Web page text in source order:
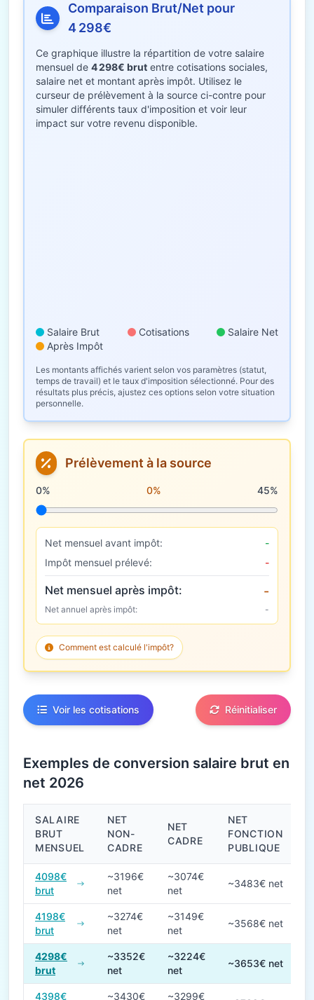
Comparaison Brut/Net pour
4 298€
Ce graphique illustre la répartition de votre salaire
mensuel de 4 298€ brut entre cotisations sociales,
salaire net et montant après impôt. Utilisez le
curseur de prélèvement à la source ci-contre pour
simuler différents taux d'imposition et voir leur
impact sur votre revenu disponible.
Salaire Brut Cotisations
Salaire Net
Après Impôt
Les montants affichés varient selon vos paramètres (statut,
temps de travail) et le taux d'imposition sélectionné. Pour des
résultats plus précis, ajustez ces options selon votre situation
personnelle.
Prélèvement à la source
Taux de prélèvement à la source
0% 0% 45%
Net mensuel avant impôt:
-
Impôt mensuel prélevé:
-
Net mensuel après impôt: -
Net annuel après impôt: -
Comment est calculé l'impôt?
Voir les cotisations Réinitialiser
Exemples de conversion salaire brut en
net 2026
Conversions de salaire brut en net en 2026
SALAIRE
BRUT
MENSUEL
NET
NON-
CADRE
NET
CADRE
NET
FONCTION
PUBLIQUE
4098€
brut
~3196€
net
~3074€
net
~3483€ net
4198€
brut
~3274€
net
~3149€
net
~3568€ net
4298€
brut
~3352€
net
~3224€
net
~3653€ net
4398€
~3430€
~3299€